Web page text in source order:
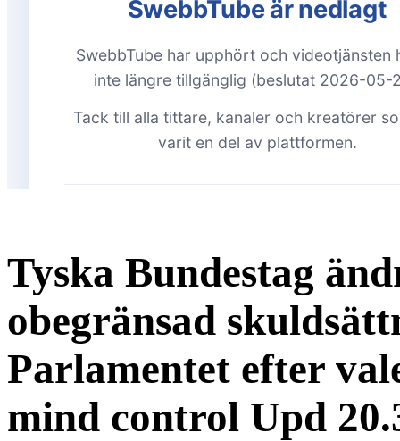
Tyska Bundestag
obegränsad
Parlamentet efter
mind control Upd